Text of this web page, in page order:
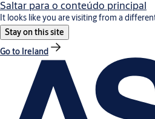
Saltar para o conteúdo principal
It looks like you are visiting from a
Stay on this site
Go to Ireland